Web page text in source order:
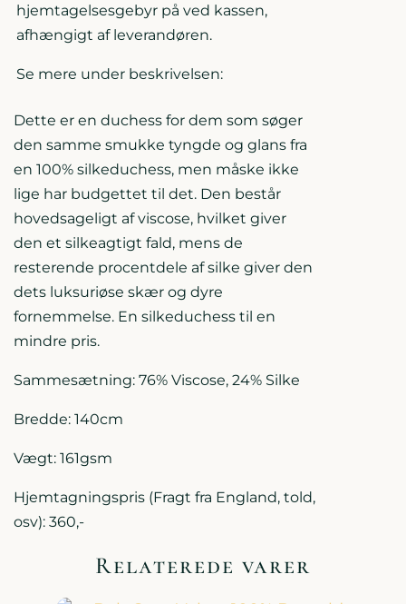
hjemtagelsesgebyr på ved kassen,
afhængigt af leverandøren.
Se mere under beskrivelsen:
Dette er en duchess for dem som søger
den samme smukke tyngde og glans fra
en 100% silkeduchess, men måske ikke
lige har budgettet til det. Den består
hovedsageligt af viscose, hvilket giver
den et silkeagtigt fald, mens de
resterende procentdele af silke giver den
dets luksuriøse skær og dyre
fornemmelse. En silkeduchess til en
mindre pris.
Sammesætning: 76% Viscose, 24% Silke
Bredde: 140cm
Vægt: 161gsm
Hjemtagningspris (Fragt fra England, told,
osv): 360,-
Relaterede varer